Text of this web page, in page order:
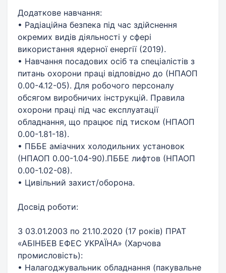
Додаткове навчання:
• Радіаційна безпека під час здійснення
окремих видів діяльності у сфері
використання ядерної енергії (2019).
• Навчання посадових осіб та спеціалістів з
питань охорони праці відповідно до (НПАОП
0.00-4.12-05). Для робочого персоналу
обсягом виробничих інструкцій. Правила
охорони праці під час експлуатації
обладнання, що працює під тиском (НПАОП
0.00-1.81-18).
• ПББЕ аміачних холодильних установок
(НПАОП 0.00-1.04-90).ПББЕ лифтов (НПАОП
0.00-1.02-08).
• Цивільний захист/оборона.
Досвід роботи:
З 03.01.2003 по 21.10.2020 (17 років) ПРАТ
«АБІНБЕВ ЕФЕС УКРАЇНА» (Харчова
промисловість):
• Налагоджувальник обладнання (пакувальне